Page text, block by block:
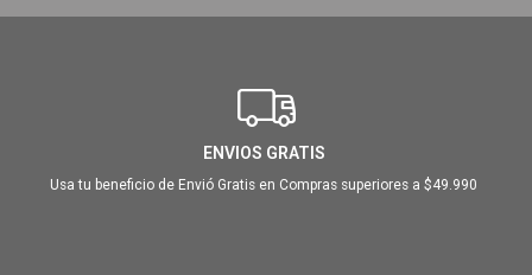
ENVIOS GRATIS
Usa tu beneficio de Envió Gratis en Compras superiores a $49.990